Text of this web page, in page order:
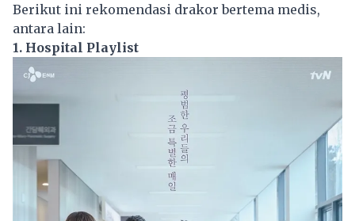
Berikut ini rekomendasi drakor bertema medis,
antara lain:
1. Hospital Playlist